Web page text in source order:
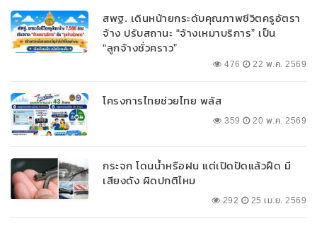
สพฐ. เดินหน้ายกระดับคุณภาพชีวิตครูอัตรา
จ้าง ปรับสถานะ “จ้างเหมาบริการ” เป็น
“ลูกจ้างชั่วคราว”
476 22 พ.ค. 2569
โครงการไทยช่วยไทย พลัส
359 20 พ.ค. 2569
กระจก โดนน้ำหรือฝน แต่เปิดปัดแล้วฝืด มี
เสียงดัง ผิดปกติไหม
292 25 เม.ย. 2569